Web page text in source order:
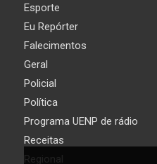
Esporte
Eu Repórter
Falecimentos
Geral
Policial
Política
Programa UENP de rádio
Receitas
Regional